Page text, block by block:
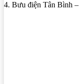
4. Bưu điện Tân Bình